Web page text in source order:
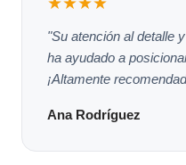
"Su atención al detalle
ha ayudado a
¡Altamente
Ana Rodríguez